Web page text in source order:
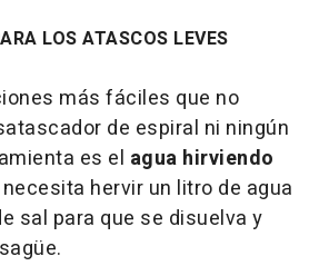
LOS ATASCOS LEVES
más fáciles que no
de espiral ni ningún
es el agua hirviendo
hervir un litro de agua
sal para que se disuelva y